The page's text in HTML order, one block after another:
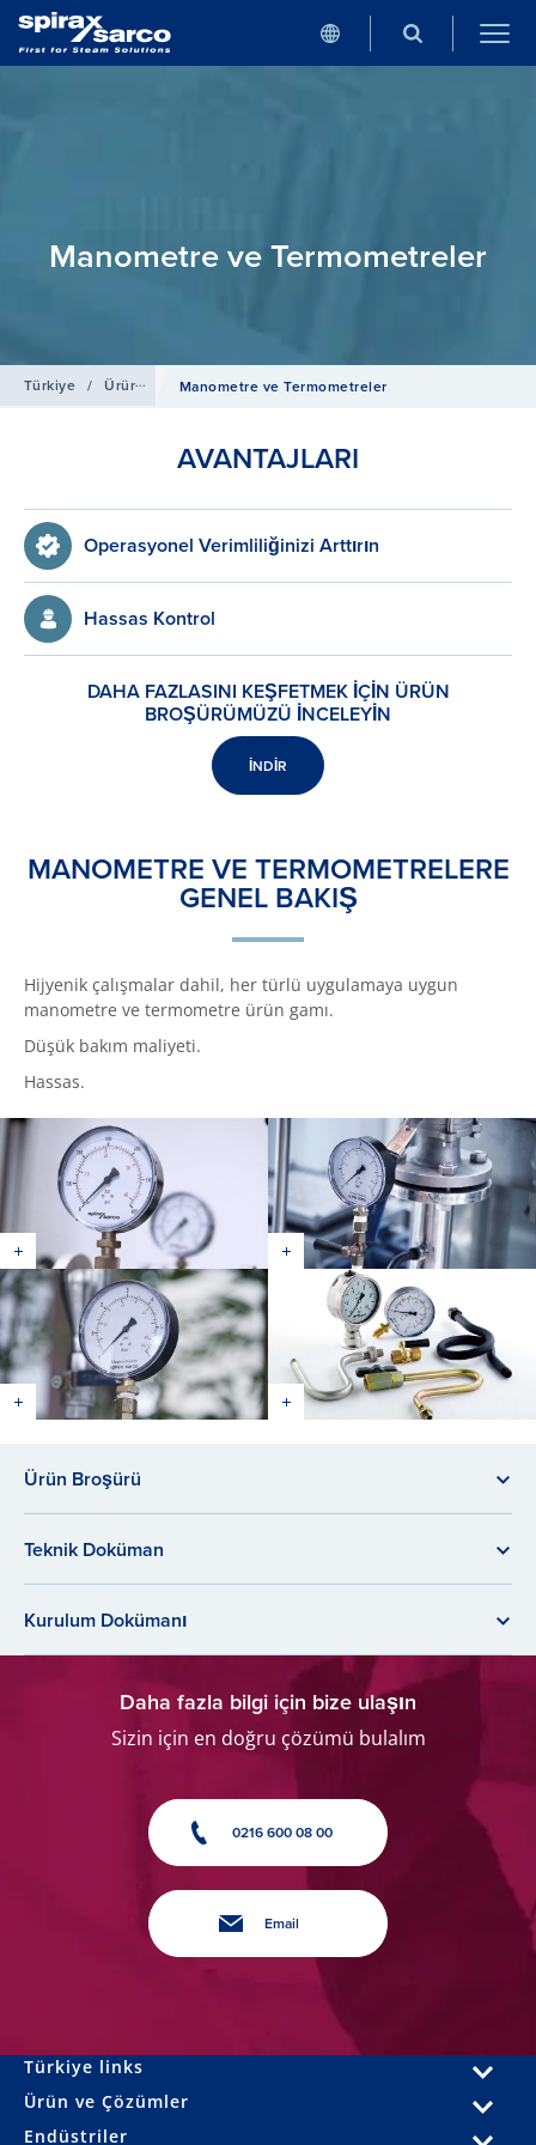
Manometre ve Termometreler
Türkiye / Ürün ve Çözümler / Buhar Hattı Armatürleri
Manometre ve Termometreler
AVANTAJLARI
Operasyonel Verimliliğinizi Arttırın
Hassas Kontrol
DAHA FAZLASINI KEŞFETMEK İÇİN ÜRÜN
BROŞÜRÜMÜZÜ İNCELEYİN
İNDİR
MANOMETRE VE TERMOMETRELERE
GENEL BAKIŞ
Hijyenik çalışmalar dahil, her türlü uygulamaya uygun
manometre ve termometre ürün gamı.
Düşük bakım maliyeti.
Hassas.
Ürün Broşürü
Teknik Doküman
Kurulum Dokümanı
Daha fazla bilgi için bize ulaşın
Sizin için en doğru çözümü bulalım
0216 600 08 00
Email
Türkiye links
Ürün ve Çözümler
Endüstriler